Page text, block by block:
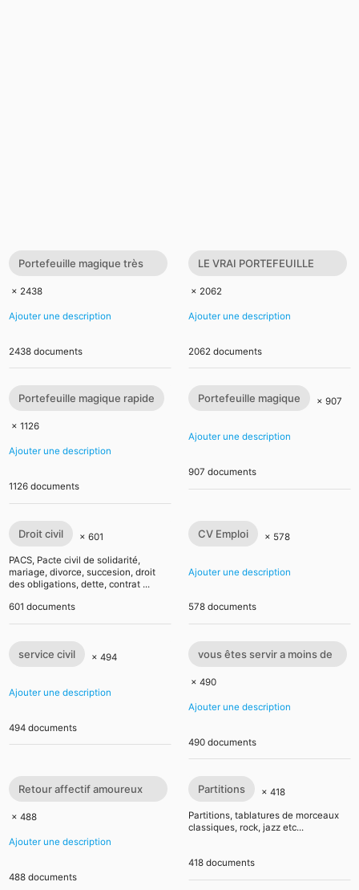
Portefeuille magique très
efficace
× 2438
Ajouter une description
2438 documents
LE VRAI PORTEFEUILLE
MAGIQUE EXISTE T’IL?
× 2062
Ajouter une description
2062 documents
Portefeuille magique rapide
× 1126
Ajouter une description
1126 documents
Portefeuille magique × 907
Ajouter une description
907 documents
Droit civil × 601
PACS, Pacte civil de solidarité,
mariage, divorce, succesion, droit
des obligations, dette, contrat ...
601 documents
CV Emploi × 578
Ajouter une description
578 documents
service civil × 494
Ajouter une description
494 documents
vous êtes servir a moins de
72h
× 490
Ajouter une description
490 documents
Retour affectif amoureux
immédiat gratuit Rituel
retour affectif
× 488
Ajouter une description
488 documents
Partitions × 418
Partitions, tablatures de morceaux
classiques, rock, jazz etc...
418 documents